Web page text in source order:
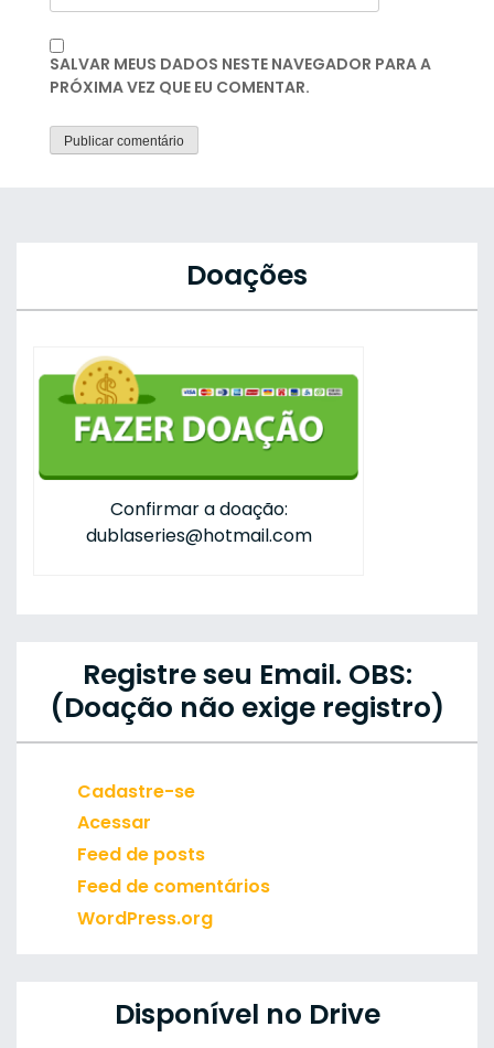
SALVAR MEUS DADOS NESTE NAVEGADOR PARA A
PRÓXIMA VEZ QUE EU COMENTAR.
Doações
Confirmar a doação:
dublaseries@hotmail.com
Registre seu Email. OBS:
(Doação não exige registro)
Cadastre-se
Acessar
Feed de posts
Feed de comentários
WordPress.org
Disponível no Drive